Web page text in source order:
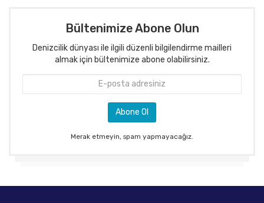
Bültenimize Abone Olun
Denizcilik dünyası ile ilgili düzenli bilgilendirme mailleri
almak için bültenimize abone olabilirsiniz.
Merak etmeyin, spam yapmayacağız.